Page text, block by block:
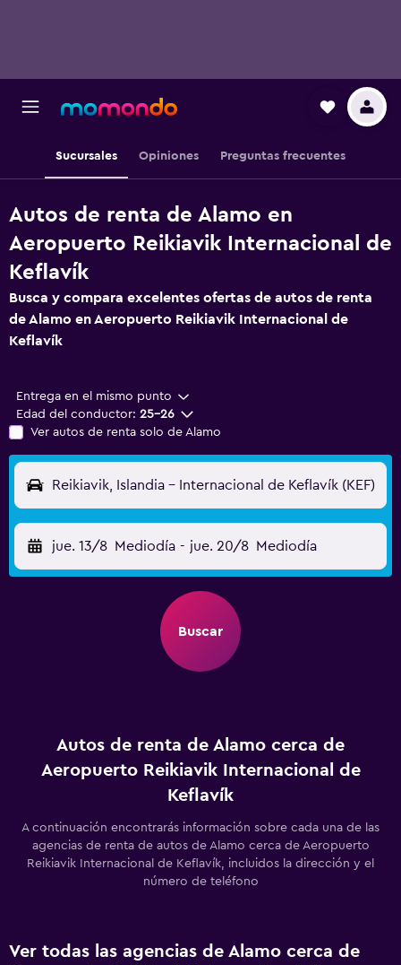
Sucursales Opiniones Preguntas frecuentes
Autos de renta de Alamo en
Aeropuerto Reikiavik Internacional de
Keflavík
Busca y compara excelentes ofertas de autos de renta
de Alamo en Aeropuerto Reikiavik Internacional de
Keflavík
Entrega en el mismo punto
Edad del conductor: 25-26
Ver autos de renta solo de Alamo
Reikiavik, Islandia - Internacional de Keflavík (KEF)
jue. 13/8 Mediodía - jue. 20/8 Mediodía
Buscar
Autos de renta de Alamo cerca de
Aeropuerto Reikiavik Internacional de
Keflavík
A continuación encontrarás información sobre cada una de las
agencias de renta de autos de Alamo cerca de Aeropuerto
Reikiavik Internacional de Keflavík, incluidos la dirección y el
número de teléfono
Ver todas las agencias de Alamo cerca de